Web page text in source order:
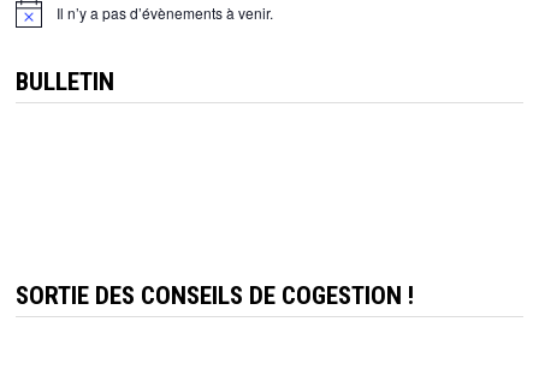
Notice Il n’y a pas d’évènements à venir.
BULLETIN
SORTIE DES CONSEILS DE COGESTION !